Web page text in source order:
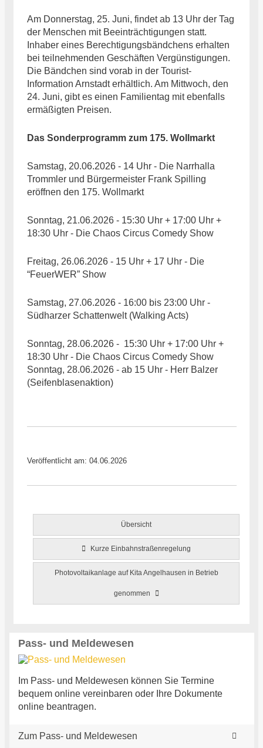
Am Donnerstag, 25. Juni, findet ab 13 Uhr der Tag
der Menschen mit Beeinträchtigungen statt.
Inhaber eines Berechtigungsbändchens erhalten
bei teilnehmenden Geschäften Vergünstigungen.
Die Bändchen sind vorab in der Tourist-
Information Arnstadt erhältlich. Am Mittwoch, den
24. Juni, gibt es einen Familientag mit ebenfalls
ermäßigten Preisen.
Das Sonderprogramm zum 175. Wollmarkt
Samstag, 20.06.2026 - 14 Uhr - Die Narrhalla
Trommler und Bürgermeister Frank Spilling
eröffnen den 175. Wollmarkt
Sonntag, 21.06.2026 - 15:30 Uhr + 17:00 Uhr +
18:30 Uhr - Die Chaos Circus Comedy Show
Freitag, 26.06.2026 - 15 Uhr + 17 Uhr - Die
“FeuerWER” Show
Samstag, 27.06.2026 - 16:00 bis 23:00 Uhr -
Südharzer Schattenwelt (Walking Acts)
Sonntag, 28.06.2026 - 15:30 Uhr + 17:00 Uhr +
18:30 Uhr - Die Chaos Circus Comedy Show
Sonntag, 28.06.2026 - ab 15 Uhr - Herr Balzer
(Seifenblasenaktion)
Veröffentlicht am: 04.06.2026
Übersicht
Kurze Einbahnstraßenregelung
Photovoltaikanlage auf Kita Angelhausen in Betrieb
genommen
Pass- und Meldewesen
Im Pass- und Meldewesen können Sie Termine
bequem online vereinbaren oder Ihre Dokumente
online beantragen.
Zum Pass- und Meldewesen